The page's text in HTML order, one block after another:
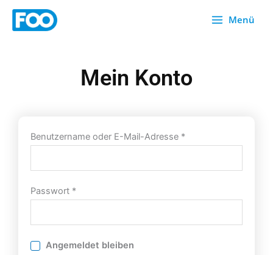
Zum
Inhalt
Menü
Mein Konto
Benutzername oder E-Mail-Adresse *
Passwort *
Angemeldet bleiben